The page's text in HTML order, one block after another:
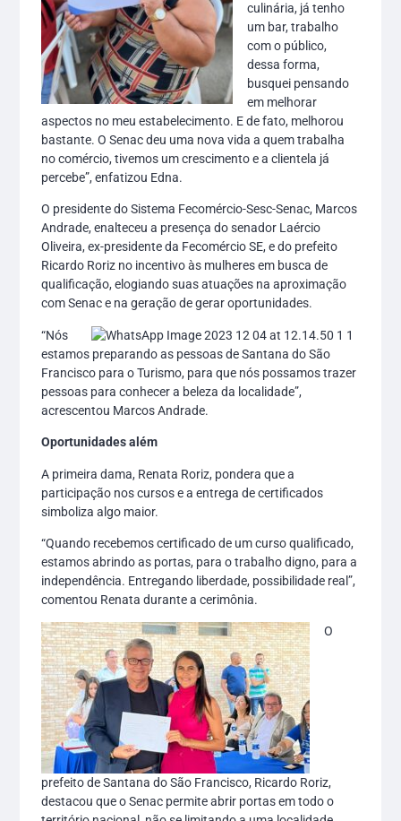
culinária, já tenho
um bar, trabalho
com o público,
dessa forma,
busquei pensando
em melhorar
aspectos no meu estabelecimento. E de fato, melhorou
bastante. O Senac deu uma nova vida a quem trabalha
no comércio, tivemos um crescimento e a clientela já
percebe”, enfatizou Edna.
O presidente do Sistema Fecomércio-Sesc-Senac, Marcos
Andrade, enalteceu a presença do senador Laércio
Oliveira, ex-presidente da Fecomércio SE, e do prefeito
Ricardo Roriz no incentivo às mulheres em busca de
qualificação, elogiando suas atuações na aproximação
com Senac e na geração de gerar oportunidades.
“Nós
estamos preparando as pessoas de Santana do São
Francisco para o Turismo, para que nós possamos trazer
pessoas para conhecer a beleza da localidade”,
acrescentou Marcos Andrade.
Oportunidades além
A primeira dama, Renata Roriz, pondera que a
participação nos cursos e a entrega de certificados
simboliza algo maior.
“Quando recebemos certificado de um curso qualificado,
estamos abrindo as portas, para o trabalho digno, para a
independência. Entregando liberdade, possibilidade real”,
comentou Renata durante a cerimônia.
O
prefeito de Santana do São Francisco, Ricardo Roriz,
destacou que o Senac permite abrir portas em todo o